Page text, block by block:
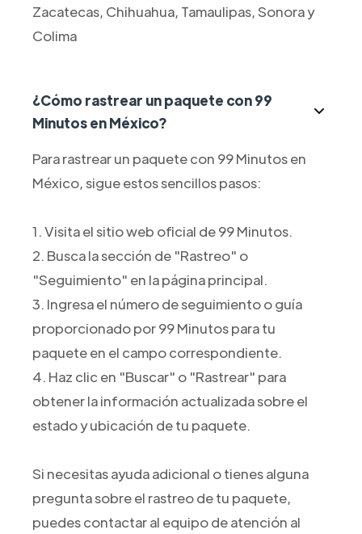
Zacatecas, Chihuahua, Tamaulipas, Sonora y
Colima
¿Cómo rastrear un paquete con 99
Minutos en México?
Para rastrear un paquete con 99 Minutos en
México, sigue estos sencillos pasos:
1. Visita el sitio web oficial de 99 Minutos.
2. Busca la sección de "Rastreo" o
"Seguimiento" en la página principal.
3. Ingresa el número de seguimiento o guía
proporcionado por 99 Minutos para tu
paquete en el campo correspondiente.
4. Haz clic en "Buscar" o "Rastrear" para
obtener la información actualizada sobre el
estado y ubicación de tu paquete.
Si necesitas ayuda adicional o tienes alguna
pregunta sobre el rastreo de tu paquete,
puedes contactar al equipo de atención al